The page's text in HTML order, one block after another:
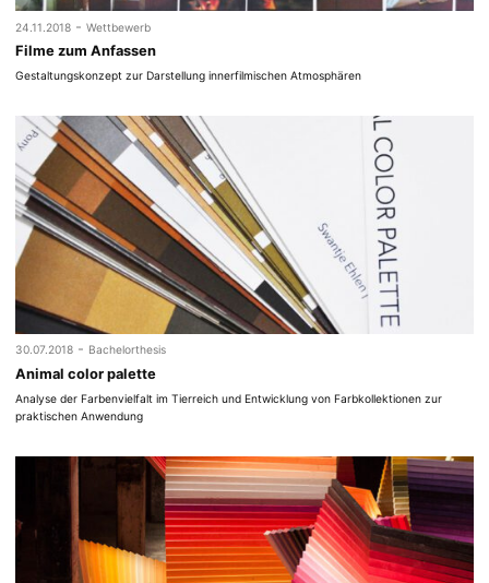
24.11.2018 - Wettbewerb
Filme zum Anfassen
Gestaltungskonzept zur Darstellung innerfilmischen Atmosphären
30.07.2018 - Bachelorthesis
Animal color palette
Analyse der Farbenvielfalt im Tierreich und Entwicklung von Farbkollektionen zur
praktischen Anwendung